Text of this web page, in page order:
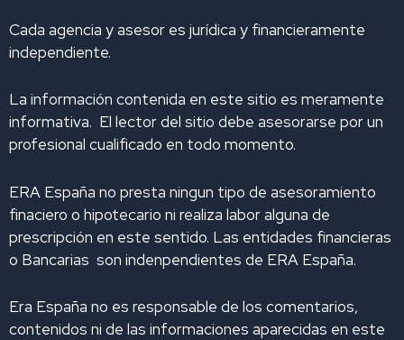
k
e
d
n
b
o
k
a
a
m
u i
Cada agencia y asesor es jurídica y financieramente
independiente.
La información contenida en este sitio es meramente
informativa. El lector del sitio debe asesorarse por un
profesional cualificado en todo momento.
ERA España no presta ningun tipo de asesoramiento
finaciero o hipotecario ni realiza labor alguna de
prescripción en este sentido. Las entidades financieras
o Bancarias son indenpendientes de ERA España.
Era España no es responsable de los comentarios,
contenidos ni de las informaciones aparecidas en este